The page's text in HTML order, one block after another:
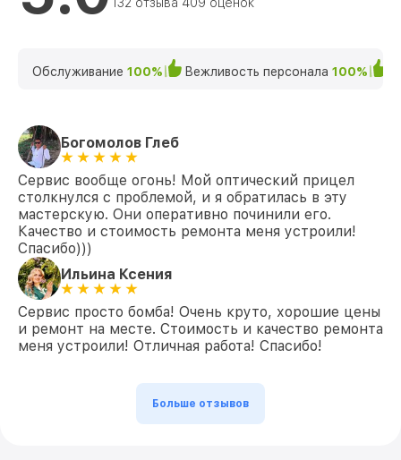
Обслуживание 100% Вежливость персонала 100%
Богомолов Глеб
Сервис вообще огонь! Мой оптический прицел
столкнулся с проблемой, и я обратилась в эту
мастерскую. Они оперативно починили его.
Качество и стоимость ремонта меня устроили!
Спасибо)))
Ильина Ксения
Сервис просто бомба! Очень круто, хорошие цены
и ремонт на месте. Стоимость и качество ремонта
меня устроили! Отличная работа! Спасибо!
Больше отзывов